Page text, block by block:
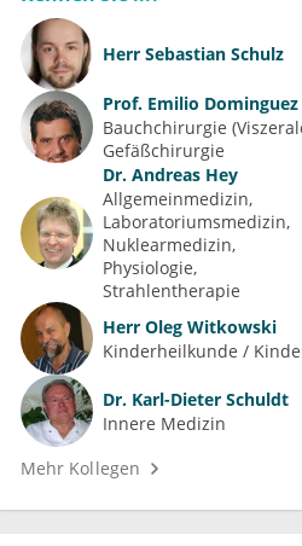
Herr Sebastian Schulz
Prof. Emilio Dominguez
Bauchchirurgie
Gefäßchirurgie
Dr. Andreas Hey
Allgemeinmedizin
Laboratoriumsmedizin
Nuklearmedizin
Physiologie
Strahlentherapie
Herr Oleg Witkowski
Kinderheilkunde /
Dr. Karl-Dieter Schuldt
Innere Medizin
Mehr Kollegen